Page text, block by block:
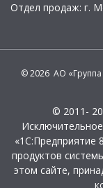
Отдел продаж: г.
© 2026 АО «Группа
© 2011-
«1С:Предприятие
продуктов
этом сайте,